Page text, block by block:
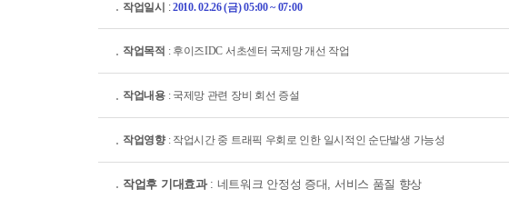
작업일시 :2010. 02.26 (금) 05:00 ~ 07:00
작업목적 : 후이즈IDC 서초센터 국제망 개선 작업
작업내용: 국제망 관련 장비 회선 증설
작업영향: 작업시간 중 트래픽 우회로 인한 일시적인 순단발생 가능성
작업후 기대효과: 네트워크 안정성 증대, 서비스 품질 향상